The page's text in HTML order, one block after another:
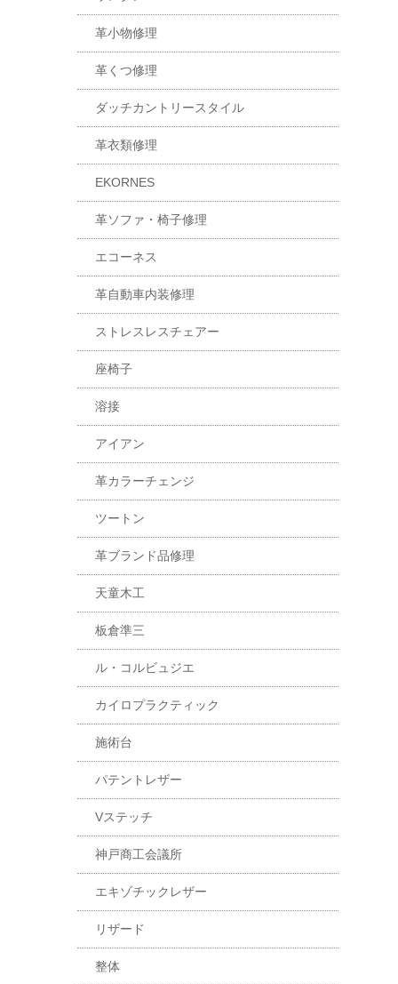
革小物修理
革くつ修理
ダッチカントリースタイル
革衣類修理
EKORNES
革ソファ・椅子修理
エコーネス
革自動車内装修理
ストレスレスチェアー
座椅子
溶接
アイアン
革カラーチェンジ
ツートン
革ブランド品修理
天童木工
板倉準三
ル・コルビュジエ
カイロプラクティック
施術台
パテントレザー
Vステッチ
神戸商工会議所
エキゾチックレザー
リザード
整体